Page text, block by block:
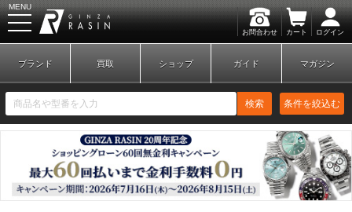
お問合わせ カート ログイン
MENU
新規会員登録 ログイン
ブランド 買取 ショップ ガイド マガジン
検索 条件を絞込む